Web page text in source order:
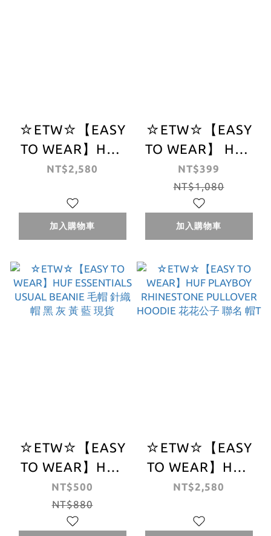
☆ETW☆【EASY
TO WEAR】HUF
X FELIX SATIN
名 限量 夾克 黑 藍
牛仔 現貨
NT$2,580
加入購物車
☆ETW☆【EASY
TO WEAR】 HUF
x Budweiser
Eagle TEE 短T 百
威 聯名 老鷹 黑 現
貨
NT$399
NT$1,080
加入購物車
☆ETW☆【EASY
TO WEAR】HUF
ESSENTIALS
USUAL BEANIE
毛帽 針織帽 黑 灰
NT$500
NT$880
☆ETW☆【EASY
TO WEAR】HUF
PLAYBOY
PULLOVER
NT$2,580